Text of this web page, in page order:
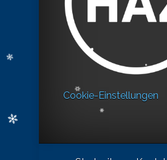
Cookie-Einstellungen